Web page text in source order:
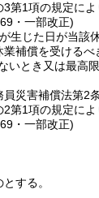
第1項の規定に
・一部改正)
生じた日が当該
補償を受ける
いとき又は最高
災害補償法第2
第1項の規定に
・一部改正)
する。